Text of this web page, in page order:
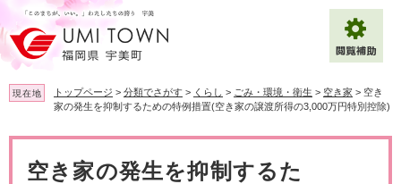
ー
ジ
の
先
頭
す
ニ
ュ
ー
を
飛
し
文字サイズ 標準 拡大
背景色変更 白 黒 青
現在地 トップページ > 分類でさがす > くらし > ごみ・環境・衛生 > 空き家 > 空き
家の発生を抑制するための特例措置(空き家の譲渡所得の3,000万円特別控除)
空き家の発生を抑制するた